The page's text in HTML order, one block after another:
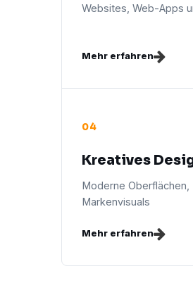
Websites, Web-Apps
Mehr erfahren
04
Kreatives
Moderne Oberflächen,
Markenvisuals
Mehr erfahren